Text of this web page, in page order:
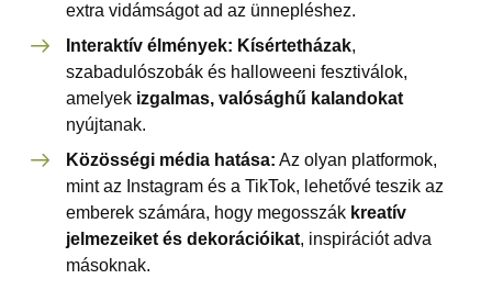
extra vidámságot ad az ünnepléshez.
Interaktív élmények: Kísértetházak,
szabadulószobák és halloweeni fesztiválok,
amelyek izgalmas, valósághű kalandokat
nyújtanak.
Közösségi média hatása: Az olyan platformok,
mint az Instagram és a TikTok, lehetővé teszik az
emberek számára, hogy megosszák kreatív
jelmezeiket és dekorációikat, inspirációt adva
másoknak.